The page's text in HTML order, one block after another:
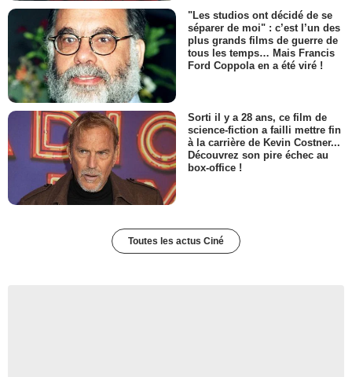
"Les studios ont décidé de se
séparer de moi" : c’est l’un des
plus grands films de guerre de
tous les temps… Mais Francis
Ford Coppola en a été viré !
Sorti il y a 28 ans, ce film de
science-fiction a failli mettre fin
à la carrière de Kevin Costner...
Découvrez son pire échec au
box-office !
Toutes les actus Ciné